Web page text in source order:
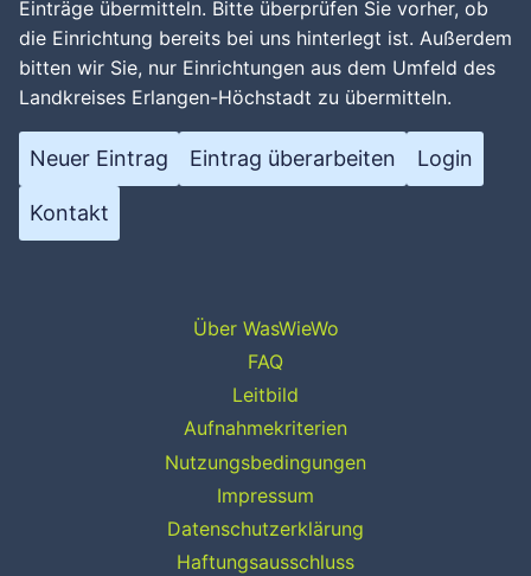
Einträge übermitteln. Bitte überprüfen Sie vorher, ob
die Einrichtung bereits bei uns hinterlegt ist. Außerdem
bitten wir Sie, nur Einrichtungen aus dem Umfeld des
Landkreises Erlangen-Höchstadt zu übermitteln.
Neuer Eintrag Eintrag überarbeiten Login
Kontakt
Über WasWieWo
FAQ
Leitbild
Aufnahmekriterien
Nutzungsbedingungen
Impressum
Datenschutzerklärung
Haftungsausschluss